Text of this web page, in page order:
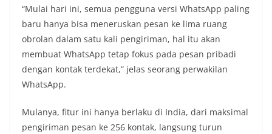
“Mulai hari ini, semua pengguna versi WhatsApp paling
baru hanya bisa meneruskan pesan ke lima ruang
obrolan dalam satu kali pengiriman, hal itu akan
membuat WhatsApp tetap fokus pada pesan pribadi
dengan kontak terdekat,” jelas seorang perwakilan
WhatsApp.
Mulanya, fitur ini hanya berlaku di India, dari maksimal
pengiriman pesan ke 256 kontak, langsung turun